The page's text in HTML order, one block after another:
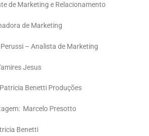
de Marketing e Relacionamento
de Marketing
– Analista de Marketing
Jesus
Benetti Produções
Marcelo Presotto
Benetti